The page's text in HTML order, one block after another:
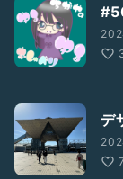
デ